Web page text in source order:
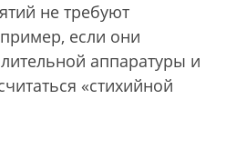
не требуют
если они
аппаратуры и
«стихийной